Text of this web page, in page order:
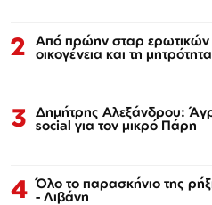
2 Από πρώην σταρ ερωτικών
οικογένεια και τη μητρότητα
3 Δημήτρης Αλεξάνδρου:
social για τον μικρό Πάρη
4 Όλο το παρασκήνιο της
- Λιβάνη